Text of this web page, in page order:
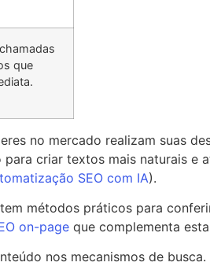
que
no mercado realizam suas
criar textos mais naturais e
SEO com IA).
métodos práticos para
on-page que complementa
nos mecanismos de